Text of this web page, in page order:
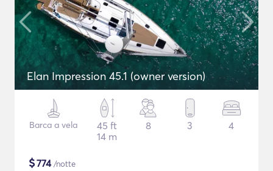
Elan Impression 45.1 (owner version)
Barca a vela
45 ft
14 m
8 3 4
$774/notte